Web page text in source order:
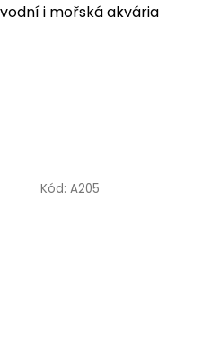
i mořská akvária
Kód: A205